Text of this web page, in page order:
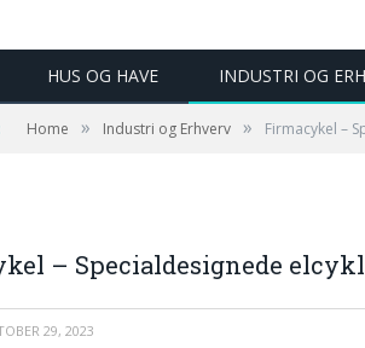
HUS OG HAVE INDUSTRI OG
Home » Industri og Erhverv » Firmacykel –
– Specialdesignede
29, 2023